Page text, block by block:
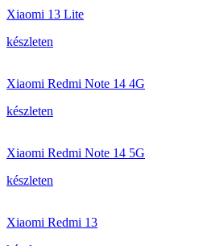
Xiaomi 13 Lite
készleten
Xiaomi Redmi Note 14 4G
készleten
Xiaomi Redmi Note 14 5G
készleten
Xiaomi Redmi 13